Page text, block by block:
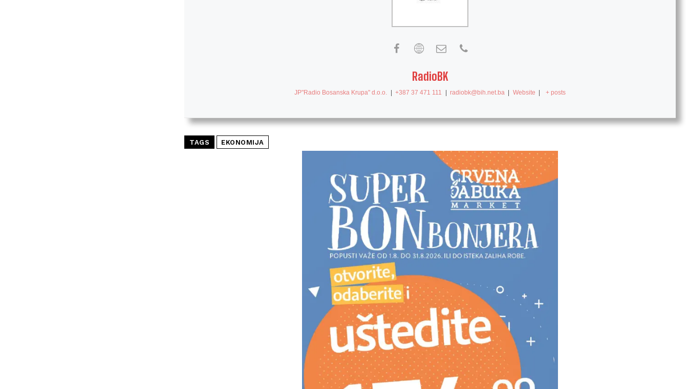
RadioBK
JP"Radio Bosanska Krupa" d.o.o. | +387 37 471 111 | radiobk@bih.net.ba | Website | + posts
TAGS EKONOMIJA